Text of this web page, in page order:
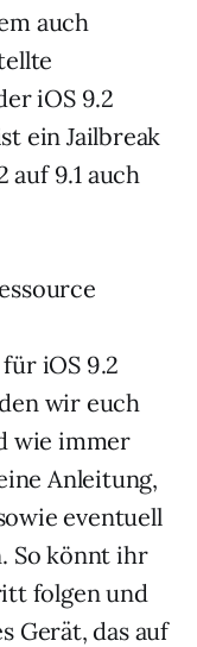
auch
iOS 9.2
ein Jailbreak
auf 9.1 auch
iOS 9.2
wir euch
wie immer
Anleitung,
eventuell
So könnt ihr
folgen und
Gerät, das auf